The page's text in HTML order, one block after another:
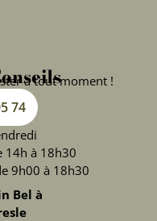
à tout moment !
74
14h à 18h30
9h00 à 18h30
Bel à